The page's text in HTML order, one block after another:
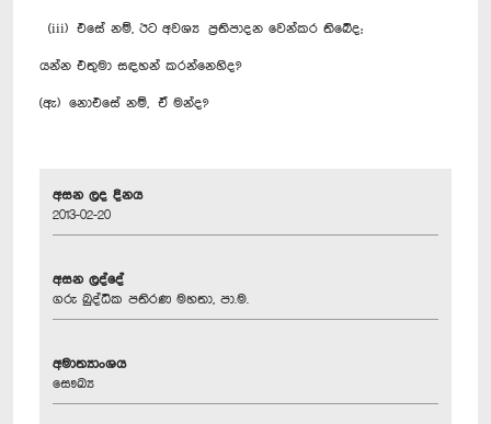
(iii) එසේ නම්, ඊට අවශ්‍ය ප්‍රතිපාදන වෙන්කර තිබේද;
යන්න එතුමා සඳහන් කරන්නෙහිද?
(ඇ) නොඑසේ නම්, ඒ මන්ද?
අසන ලද දිනය
2013-02-20
අසන ලද්දේ
ගරු බුද්ධික පතිරණ මහතා, පා.ම.
අමාත්‍යාංශය
සෞඛ්‍ය